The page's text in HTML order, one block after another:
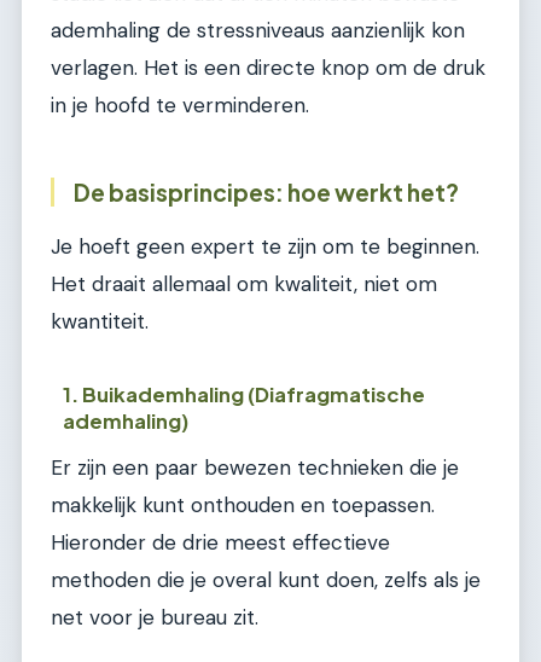
ademhaling de stressniveaus aanzienlijk kon
verlagen. Het is een directe knop om de druk
in je hoofd te verminderen.
De basisprincipes: hoe werkt het?
Je hoeft geen expert te zijn om te beginnen.
Het draait allemaal om kwaliteit, niet om
kwantiteit.
1. Buikademhaling (Diafragmatische
ademhaling)
Er zijn een paar bewezen technieken die je
makkelijk kunt onthouden en toepassen.
Hieronder de drie meest effectieve
methoden die je overal kunt doen, zelfs als je
net voor je bureau zit.